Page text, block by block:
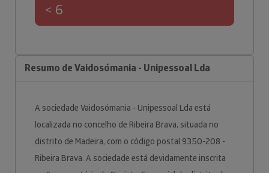
< 6
Resumo de Vaidosómania - Unipessoal Lda
A sociedade Vaidosómania - Unipessoal Lda está
localizada no concelho de Ribeira Brava, situada no
distrito de Madeira, com o código postal 9350-208 -
Ribeira Brava. A sociedade está devidamente inscrita